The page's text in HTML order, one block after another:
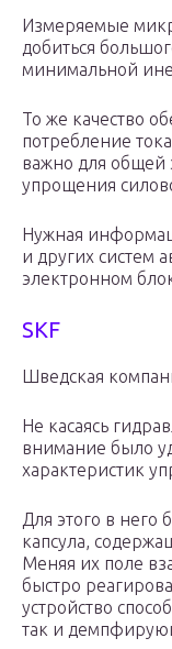
Измеряемые
добиться
минимальной
То же качество
потребление
важно для общей
упрощения
Нужная
и других систем
электронном
SKF
Шведская
Не касаясь
внимание было
характеристик
Для этого в него
капсула,
Меняя их поле
быстро
устройство
так и